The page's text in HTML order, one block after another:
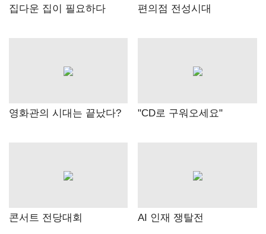
집다운 집이 필요하다 편의점 전성시대
영화관의 시대는 끝났다? "CD로 구워오세요"
콘서트 전당대회 AI 인재 쟁탈전